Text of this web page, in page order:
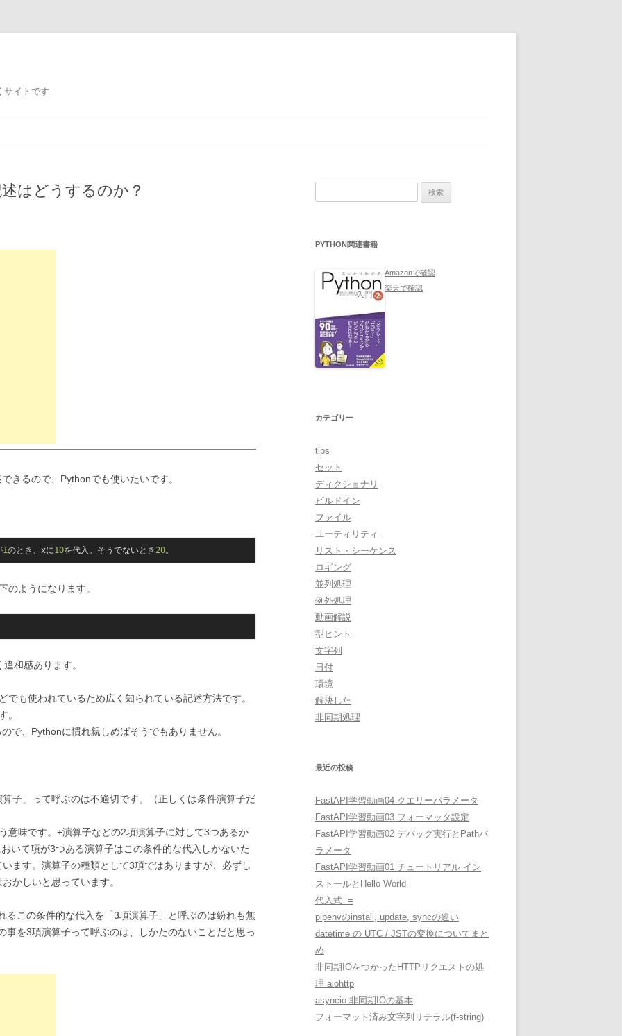
サイトです
はどうするのか？
きるので、Pythonでも使いたいです。
1のとき、xに10を代入。そうでないとき 20
のようになります。
和感あります。
も使われているため広く知られている記述方法です。
。
で、Pythonに慣れ親しめばそうでもありません。
子」って呼ぶのは不適切です。（正しくは条件演算子だ
意味です。+演算子などの2項演算子に対して3つあるか
いて項が3つある演算子はこの条件的な代入しかないた
ます。演算子の種類として3項ではありますが、必ずし
かしいと思っています。
るこの条件的な代入を「3項演算子」と呼ぶのは紛れも無
事を3項演算子って呼ぶのは、しかたのないことだと思っ
PYTHON関連書籍
Amazonで確認
楽天で確認
カテゴリー
tips
セット
ディクショナリ
ビルドイン
ファイル
ユーティリティ
リスト・シーケンス
ロギング
並列処理
例外処理
動画解説
型ヒント
文字列
日付
環境
解決した
非同期処理
最近の投稿
FastAPI学習動画04 クエリーパラメータ
FastAPI学習動画03 フォーマッタ設定
FastAPI学習動画02 デバッグ実行とPathパ
ラメータ
FastAPI学習動画01 チュートリアル イン
ストールとHello World
代入式 :=
pipenvのinstall, update, syncの違い
datetime の UTC / JSTの変換についてまと
め
非同期IOをつかったHTTPリクエストの処
理 aiohttp
asyncio 非同期IOの基本
フォーマット済み文字列リテラル(f-string)